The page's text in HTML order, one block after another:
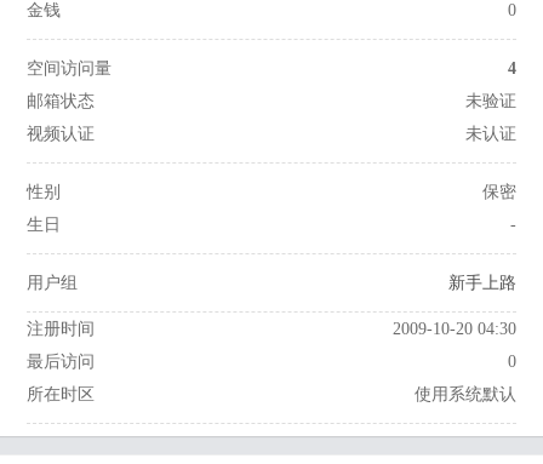
金钱
0
空间访问量
4
邮箱状态
未验证
视频认证
未认证
性别
保密
生日
-
用户组 新手上路
注册时间
2009-10-20 04:30
最后访问
0
所在时区
使用系统默认